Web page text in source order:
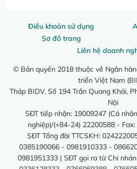
Điều khoản sử dụng
Sơ đồ trang
Liên hệ doanh
© Bản quyền 2018 thuộc về Ngân
triển Việt Nam
Tháp BIDV, Số 194 Trần Quang Khải,
Nội
SĐT tiếp nhận: 19009247 (Cá
nghiệp)/(+84-24) 22200588 -
SĐT Tổng đài TTCSKH:
0385190066 - 0981910333 -
0981951333 | SĐT gọi ra từ Chi